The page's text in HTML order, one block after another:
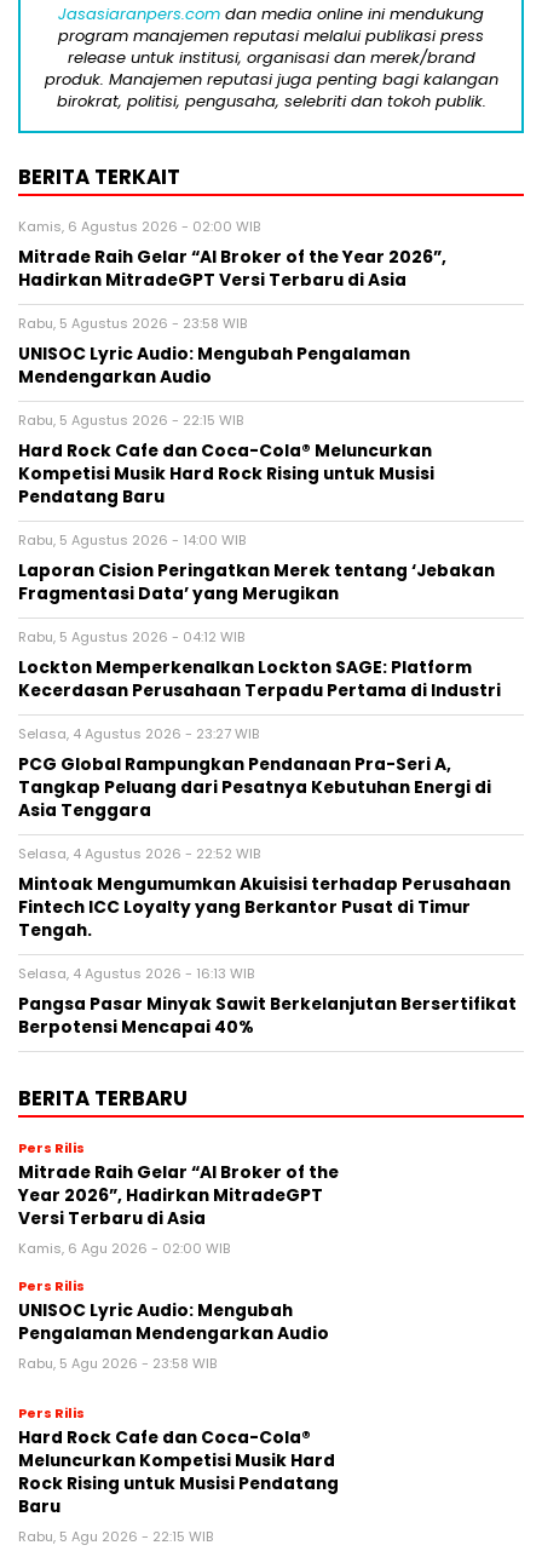
Jasasiaranpers.com dan media online ini mendukung
program manajemen reputasi melalui publikasi press
release untuk institusi, organisasi dan merek/brand
produk. Manajemen reputasi juga penting bagi kalangan
birokrat, politisi, pengusaha, selebriti dan tokoh publik.
BERITA TERKAIT
Kamis, 6 Agustus 2026 - 02:00 WIB
Mitrade Raih Gelar “AI Broker of the Year 2026”,
Hadirkan MitradeGPT Versi Terbaru di Asia
Rabu, 5 Agustus 2026 - 23:58 WIB
UNISOC Lyric Audio: Mengubah Pengalaman
Mendengarkan Audio
Rabu, 5 Agustus 2026 - 22:15 WIB
Hard Rock Cafe dan Coca-Cola® Meluncurkan
Kompetisi Musik Hard Rock Rising untuk Musisi
Pendatang Baru
Rabu, 5 Agustus 2026 - 14:00 WIB
Laporan Cision Peringatkan Merek tentang ‘Jebakan
Fragmentasi Data’ yang Merugikan
Rabu, 5 Agustus 2026 - 04:12 WIB
Lockton Memperkenalkan Lockton SAGE: Platform
Kecerdasan Perusahaan Terpadu Pertama di Industri
Selasa, 4 Agustus 2026 - 23:27 WIB
PCG Global Rampungkan Pendanaan Pra-Seri A,
Tangkap Peluang dari Pesatnya Kebutuhan Energi di
Asia Tenggara
Selasa, 4 Agustus 2026 - 22:52 WIB
Mintoak Mengumumkan Akuisisi terhadap Perusahaan
Fintech ICC Loyalty yang Berkantor Pusat di Timur
Tengah.
Selasa, 4 Agustus 2026 - 16:13 WIB
Pangsa Pasar Minyak Sawit Berkelanjutan Bersertifikat
Berpotensi Mencapai 40%
BERITA TERBARU
Pers Rilis
Mitrade Raih Gelar “AI Broker of the
Year 2026”, Hadirkan MitradeGPT
Versi Terbaru di Asia
Kamis, 6 Agu 2026 - 02:00 WIB
Pers Rilis
UNISOC Lyric Audio: Mengubah
Pengalaman Mendengarkan Audio
Rabu, 5 Agu 2026 - 23:58 WIB
Pers Rilis
Hard Rock Cafe dan Coca-Cola®
Meluncurkan Kompetisi Musik Hard
Rock Rising untuk Musisi Pendatang
Baru
Rabu, 5 Agu 2026 - 22:15 WIB